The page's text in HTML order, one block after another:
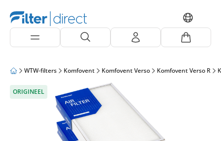
WTW-filters Komfovent Komfovent Verso Komfovent Verso R
ORIGINEEL